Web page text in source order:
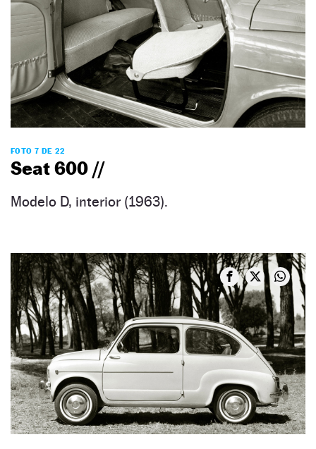
FOTO 7 DE 22
Seat 600 //
Modelo D, interior (1963).